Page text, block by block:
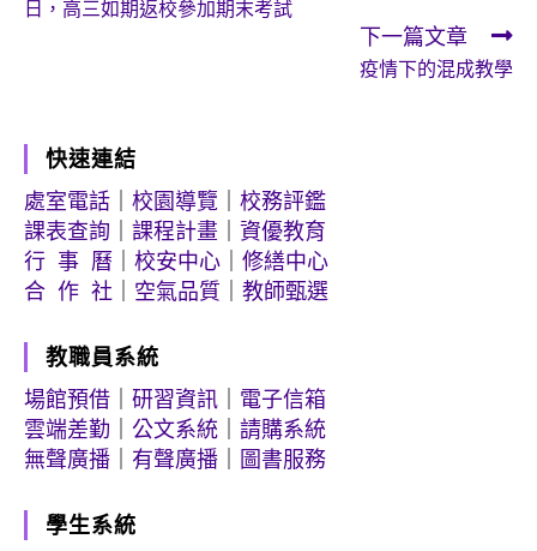
articles
日，高三如期返校參加期末考試
下一篇文章
疫情下的混成教學
快速連結
處室電話
校園導覽
校務評鑑
課表查詢
課程計畫
資優教育
行 事 曆
校安中心
修繕中心
合 作 社
空氣品質 教師甄選
教職員系統
場館預借
研習資訊
電子信箱
雲端差勤
公文系統
請購系統
無聲廣播
有聲廣播 圖書服務
學生系統